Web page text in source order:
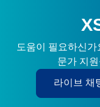
도움이 필요하신
문가 지
라이브 채